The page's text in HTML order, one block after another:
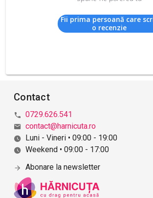
Fii prima persoană care
o recenzie
Contact
0729.626.541
contact@harnicuta.ro
Luni - Vineri • 09:00 - 19:00
Weekend • 09:00 - 17:00
Abonare la newsletter